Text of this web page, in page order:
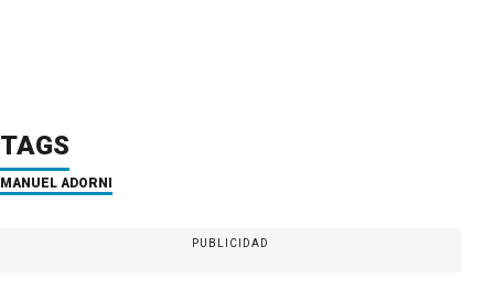
TAGS
MANUEL ADORNI
PUBLICIDAD